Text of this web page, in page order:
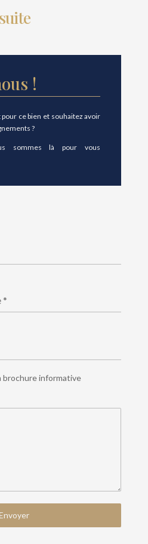
!
ce bien et souhaitez avoir
?
sommes là pour vous
*
brochure informative